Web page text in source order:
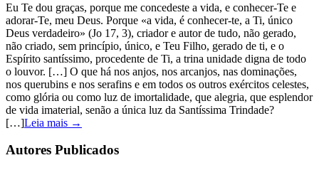
Eu Te dou graças, porque me concedeste a vida, e conhecer-Te e
adorar-Te, meu Deus. Porque «a vida, é conhecer-te, a Ti, único
Deus verdadeiro» (Jo 17, 3), criador e autor de tudo, não gerado,
não criado, sem princípio, único, e Teu Filho, gerado de ti, e o
Espírito santíssimo, procedente de Ti, a trina unidade digna de todo
o louvor. […] O que há nos anjos, nos arcanjos, nas dominações,
nos querubins e nos serafins e em todos os outros exércitos celestes,
como glória ou como luz de imortalidade, que alegria, que esplendor
de vida imaterial, senão a única luz da Santíssima Trindade?
[…]Leia mais →
Autores Publicados